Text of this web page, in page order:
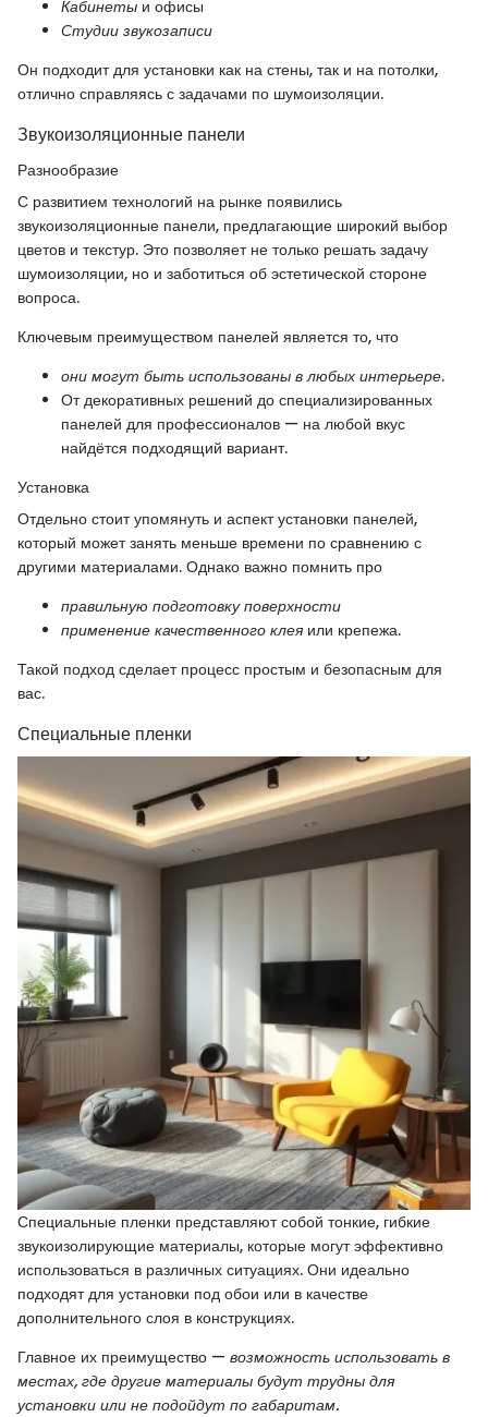
Кабинеты и офисы
Студии звукозаписи
Он подходит для установки как на стены, так и на потолки,
отлично справляясь с задачами по шумоизоляции.
Звукоизоляционные панели
Разнообразие
С развитием технологий на рынке появились
звукоизоляционные панели, предлагающие широкий выбор
цветов и текстур. Это позволяет не только решать задачу
шумоизоляции, но и заботиться об эстетической стороне
вопроса.
Ключевым преимуществом панелей является то, что
они могут быть использованы в любых интерьере.
От декоративных решений до специализированных
панелей для профессионалов — на любой вкус
найдётся подходящий вариант.
Установка
Отдельно стоит упомянуть и аспект установки панелей,
который может занять меньше времени по сравнению с
другими материалами. Однако важно помнить про
правильную подготовку поверхности
применение качественного клея или крепежа.
Такой подход сделает процесс простым и безопасным для
вас.
Специальные пленки
Специальные пленки представляют собой тонкие, гибкие
звукоизолирующие материалы, которые могут эффективно
использоваться в различных ситуациях. Они идеально
подходят для установки под обои или в качестве
дополнительного слоя в конструкциях.
Главное их преимущество — возможность использовать в
местах, где другие материалы будут трудны для
установки или не подойдут по габаритам.